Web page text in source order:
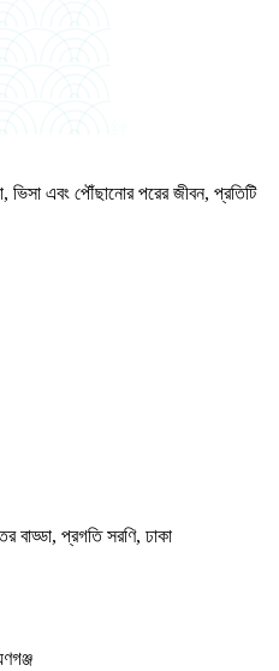
ভিসা এবং পৌঁছানোর পরের জীবন, প্রতিটি
প্রগতি সরণি, ঢাকা